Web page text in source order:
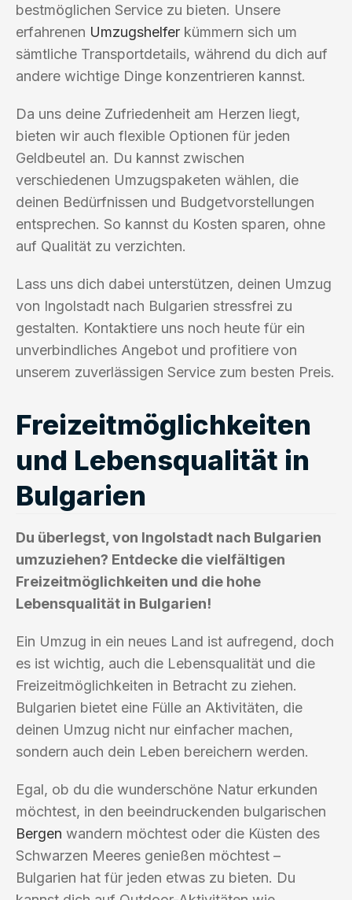
bestmöglichen Service zu bieten. Unsere
erfahrenen Umzugshelfer kümmern sich um
sämtliche Transportdetails, während du dich auf
andere wichtige Dinge konzentrieren kannst.
Da uns deine Zufriedenheit am Herzen liegt,
bieten wir auch flexible Optionen für jeden
Geldbeutel an. Du kannst zwischen
verschiedenen Umzugspaketen wählen, die
deinen Bedürfnissen und Budgetvorstellungen
entsprechen. So kannst du Kosten sparen, ohne
auf Qualität zu verzichten.
Lass uns dich dabei unterstützen, deinen Umzug
von Ingolstadt nach Bulgarien stressfrei zu
gestalten. Kontaktiere uns noch heute für ein
unverbindliches Angebot und profitiere von
unserem zuverlässigen Service zum besten Preis.
Freizeitmöglichkeiten
und Lebensqualität in
Bulgarien
Du überlegst, von Ingolstadt nach Bulgarien
umzuziehen? Entdecke die vielfältigen
Freizeitmöglichkeiten und die hohe
Lebensqualität in Bulgarien!
Ein Umzug in ein neues Land ist aufregend, doch
es ist wichtig, auch die Lebensqualität und die
Freizeitmöglichkeiten in Betracht zu ziehen.
Bulgarien bietet eine Fülle an Aktivitäten, die
deinen Umzug nicht nur einfacher machen,
sondern auch dein Leben bereichern werden.
Egal, ob du die wunderschöne Natur erkunden
möchtest, in den beeindruckenden bulgarischen
Bergen wandern möchtest oder die Küsten des
Schwarzen Meeres genießen möchtest –
Bulgarien hat für jeden etwas zu bieten. Du